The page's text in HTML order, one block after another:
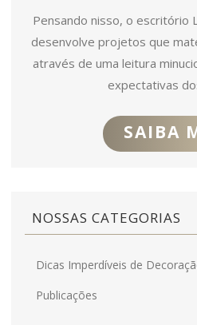
Pensando nisso, o escritório
desenvolve projetos que
através de uma leitura
expectativas
SAIBA
NOSSAS CATEGORIAS
Dicas Imperdíveis de
Publicações